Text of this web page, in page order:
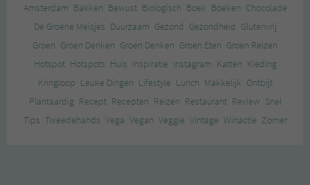
Amsterdam Bakken Bewust Biologisch Boek Boeken Chocolade
De Groene Meisjes Duurzaam Gezond Gezondheid Glutenvrij
Groen Groen Denken Groen Denken Groen Eten Groen Reizen
Hotspot Hotspots Huis Inspiratie Instagram Katten Kleding
Kringloop Leuke Dingen Lifestyle Lunch Makkelijk Ontbijt
Plantaardig Recept Recepten Reizen Restaurant Review Snel
Tips Tweedehands Vega Vegan Veggie Vintage Winactie Zomer